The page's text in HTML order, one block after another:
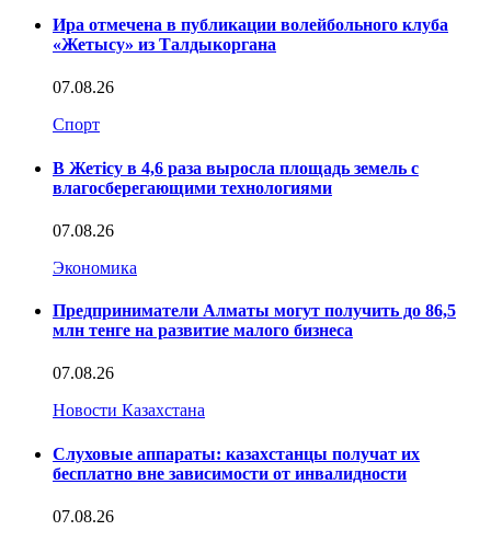
Ира отмечена в публикации волейбольного клуба
«Жетысу» из Талдыкоргана
07.08.26
Спорт
В Жетісу в 4,6 раза выросла площадь земель с
влагосберегающими технологиями
07.08.26
Экономика
Предприниматели Алматы могут получить до 86,5
млн тенге на развитие малого бизнеса
07.08.26
Новости Казахстана
Слуховые аппараты: казахстанцы получат их
бесплатно вне зависимости от инвалидности
07.08.26